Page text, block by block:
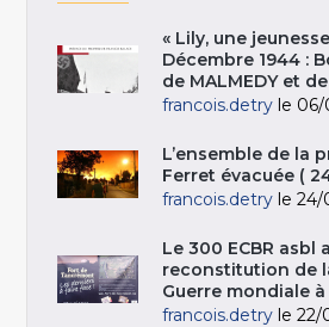
« Lily, une
Décembre 1944 :
de MALMEDY et
francois.detry le
L’ensemble de la
Ferret évacuée (
francois.detry le 24/
Le 300 ECBR asbl
reconstitution de
Guerre mondiale
francois.detry le 22/